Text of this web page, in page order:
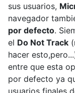
sus usuarios,
navegador
por defecto.
el Do Not Track
hacer
entre que esta
por defecto ya